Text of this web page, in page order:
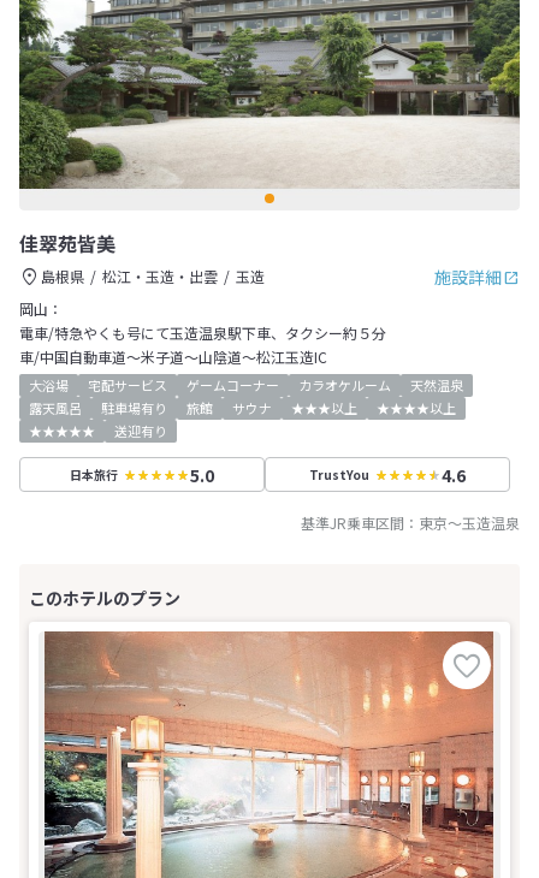
佳翠苑皆美
施設詳細
島根県 松江・玉造・出雲
玉造
岡山：
電車/特急やくも号にて玉造温泉駅下車、タクシー約５分
車/中国自動車道～米子道～山陰道～松江玉造IC
大浴場 宅配サービス ゲームコーナー カラオケルーム
天然温泉
露天風呂
駐車場有り 旅館 サウナ ★★★以上
★★★★以上
★★★★★
送迎有り
日本旅行 5.0 TrustYou 4.6
基準JR乗車区間： 東京～玉造温泉